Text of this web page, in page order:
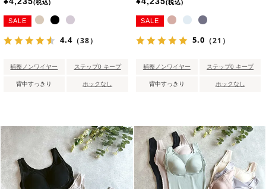
税込
SALE
4.4（38）
補整ノンワイヤー ステップ0 キープ
背中すっきり ホックなし
税込
SALE
5.0 （21）
補整ノンワイヤー ステップ0 キープ
背中すっきり ホックなし